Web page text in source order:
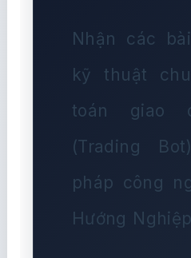
Nhận các
kỹ thuật
toán giao
(Trading
pháp công
Hướng